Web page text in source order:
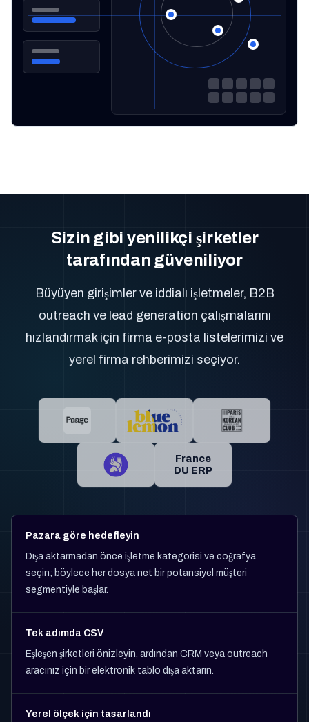
Sizin gibi yenilikçi şirketler
tarafından güveniliyor
Büyüyen girişimler ve iddialı işletmeler, B2B
outreach ve lead generation çalışmalarını
hızlandırmak için firma e-posta listelerimizi ve
yerel firma rehberimizi seçiyor.
France
DU ERP
Pazara göre hedefleyin
Dışa aktarmadan önce işletme kategorisi ve coğrafya
seçin; böylece her dosya net bir potansiyel müşteri
segmentiyle başlar.
Tek adımda CSV
Eşleşen şirketleri önizleyin, ardından CRM veya outreach
aracınız için bir elektronik tablo dışa aktarın.
Yerel ölçek için tasarlandı